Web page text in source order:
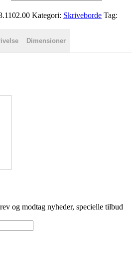
Kategori: Skriveborde Tag:
Dimensioner
og modtag nyheder, specielle tilbud